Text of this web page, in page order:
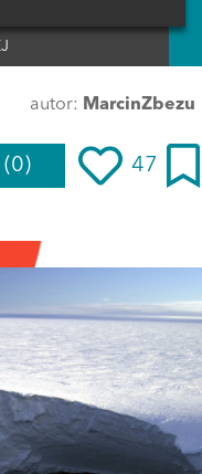
autor: MarcinZbezu
(0) 47